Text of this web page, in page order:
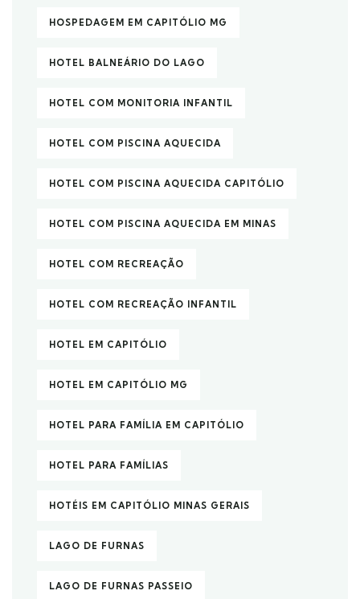
HOSPEDAGEM EM CAPITÓLIO MG
HOTEL BALNEÁRIO DO LAGO
HOTEL COM MONITORIA INFANTIL
HOTEL COM PISCINA AQUECIDA
HOTEL COM PISCINA AQUECIDA CAPITÓLIO
HOTEL COM PISCINA AQUECIDA EM MINAS
HOTEL COM RECREAÇÃO
HOTEL COM RECREAÇÃO INFANTIL
HOTEL EM CAPITÓLIO
HOTEL EM CAPITÓLIO MG
HOTEL PARA FAMÍLIA EM CAPITÓLIO
HOTEL PARA FAMÍLIAS
HOTÉIS EM CAPITÓLIO MINAS GERAIS
LAGO DE FURNAS
LAGO DE FURNAS PASSEIO